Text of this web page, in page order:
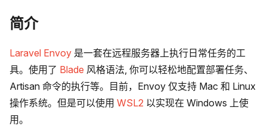
简介
Laravel Envoy 是一套在远程服务器上执行日常任务的工
具。使用了 Blade 风格语法, 你可以轻松地配置部署任务、
Artisan 命令的执行等。目前，Envoy 仅支持 Mac 和 Linux
操作系统。但是可以使用 WSL2 以实现在 Windows 上使
用。